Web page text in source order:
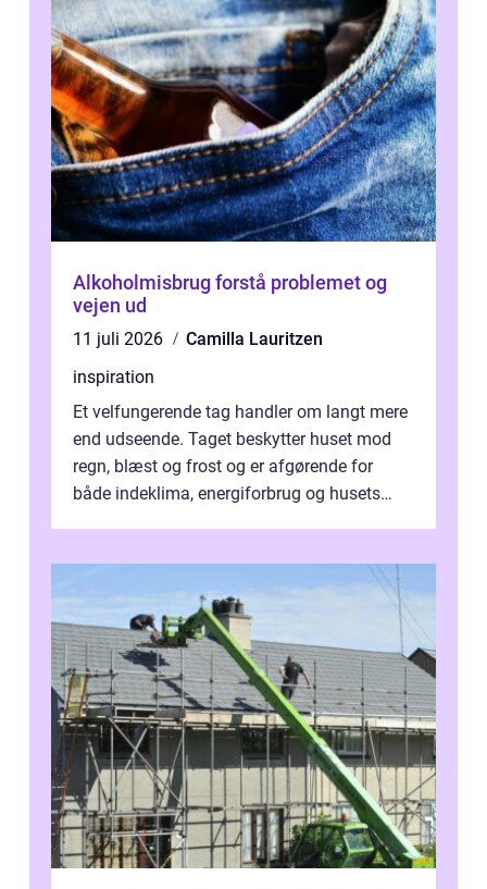
Alkoholmisbrug forstå problemet og
vejen ud
11 juli 2026
Camilla Lauritzen
inspiration
Et velfungerende tag handler om langt mere
end udseende. Taget beskytter huset mod
regn, blæst og frost og er afgørende for
både indeklima, energiforbrug og husets